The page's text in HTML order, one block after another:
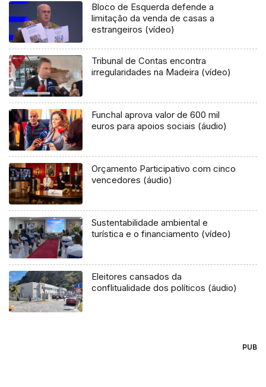
Bloco de Esquerda defende a
limitação da venda de casas a
estrangeiros (vídeo)
Tribunal de Contas encontra
irregularidades na Madeira (vídeo)
Funchal aprova valor de 600 mil
euros para apoios sociais (áudio)
Orçamento Participativo com cinco
vencedores (áudio)
Sustentabilidade ambiental e
turística e o financiamento (vídeo)
Eleitores cansados da
conflitualidade dos políticos (áudio)
PUB